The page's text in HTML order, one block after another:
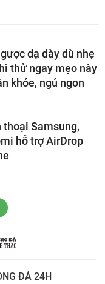
dạ dày dù nhẹ
thử ngay mẹo này
khỏe, ngủ ngon
Samsung,
hỗ trợ AirDrop
ĐÁ 24H